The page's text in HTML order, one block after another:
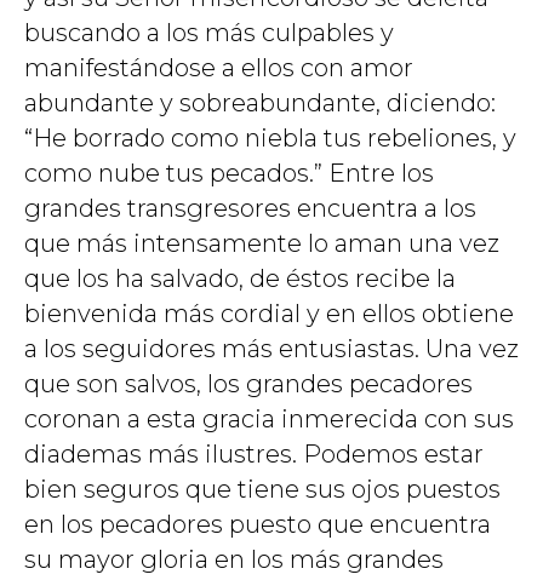
buscando a los más culpables y
manifestándose a ellos con amor
abundante y sobreabundante, diciendo:
“He borrado como niebla tus rebeliones, y
como nube tus pecados.” Entre los
grandes transgresores encuentra a los
que más intensamente lo aman una vez
que los ha salvado, de éstos recibe la
bienvenida más cordial y en ellos obtiene
a los seguidores más entusiastas. Una vez
que son salvos, los grandes pecadores
coronan a esta gracia inmerecida con sus
diademas más ilustres. Podemos estar
bien seguros que tiene sus ojos puestos
en los pecadores puesto que encuentra
su mayor gloria en los más grandes